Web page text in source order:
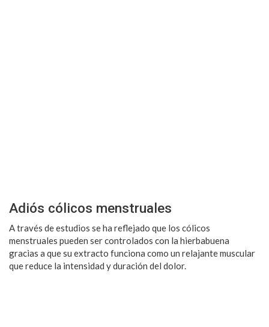
Adiós cólicos menstruales
A través de estudios se ha reflejado que los cólicos
menstruales pueden ser controlados con la hierbabuena
gracias a que su extracto funciona como un relajante muscular
que reduce la intensidad y duración del dolor.